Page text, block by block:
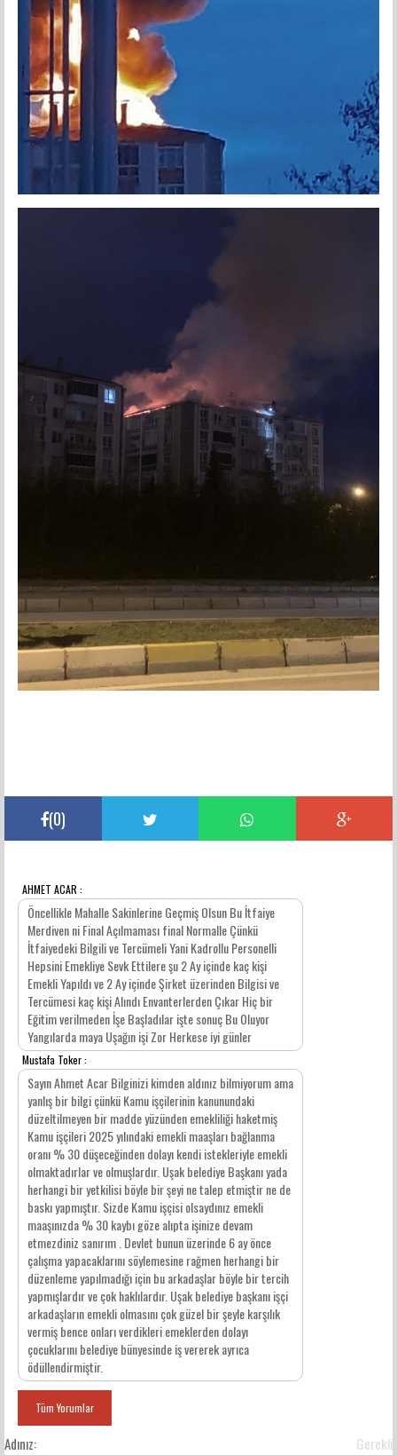
(0)
YORUMLAR
AHMET ACAR :
Öncellikle Mahalle Sakinlerine Geçmiş Olsun Bu İtfaiye
Merdiven ni Final Açılmaması final Normalle Çünkü
İtfaiyedeki Bilgili ve Tercümeli Yani Kadrollu Personelli
Hepsini Emekliye Sevk Ettilere şu 2 Ay içinde kaç kişi
Emekli Yapıldı ve 2 Ay içinde Şirket üzerinden Bilgisi ve
Tercümesi kaç kişi Alındı Envanterlerden Çıkar Hiç bir
Eğitim verilmeden İşe Başladılar işte sonuç Bu Oluyor
Yangılarda maya Uşağın işi Zor Herkese iyi günler
Mustafa Toker :
Sayın Ahmet Acar Bilginizi kimden aldınız bilmiyorum ama
yanlış bir bilgi çünkü Kamu işçilerinin kanunundaki
düzeltilmeyen bir madde yüzünden emekliliği haketmiş
Kamu işçileri 2025 yılındaki emekli maaşları bağlanma
oranı % 30 düşeceğinden dolayı kendi istekleriyle emekli
olmaktadırlar ve olmuşlardır. Uşak belediye Başkanı yada
herhangi bir yetkilisi böyle bir şeyi ne talep etmiştir ne de
baskı yapmıştır. Sizde Kamu işçisi olsaydınız emekli
maaşınızda % 30 kaybı göze alıpta işinize devam
etmezdiniz sanırım . Devlet bunun üzerinde 6 ay önce
çalışma yapacaklarını söylemesine rağmen herhangi bir
düzenleme yapılmadığı için bu arkadaşlar böyle bir tercih
yapmışlardır ve çok haklılardır. Uşak belediye başkanı işçi
arkadaşların emekli olmasını çok güzel bir şeyle karşılık
vermiş bence onları verdikleri emeklerden dolayı
çocuklarını belediye bünyesinde iş vererek ayrıca
ödüllendirmiştir.
Tüm Yorumlar
Adınız: Gerekli